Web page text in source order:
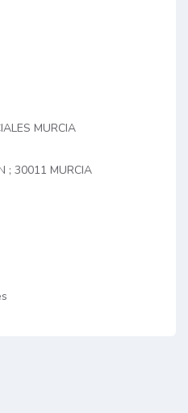
MURCIA
; 30011 MURCIA